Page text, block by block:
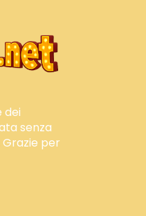
dei
senza
per